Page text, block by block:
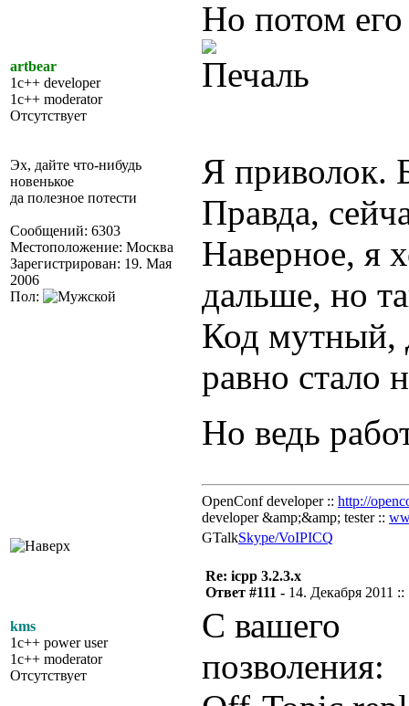
artbear
1c++ developer
1c++ moderator
Отсутствует
Эх, дайте что-нибудь
новенькое
да полезное потести
Сообщений: 6303
Местоположение: Москва
Зарегистрирован: 19. Мая
2006
Пол:
Но потом
Я приволок.
Правда,
Наверное, я
дальше, но
Код мутный,
равно стало
Но ведь
OpenConf developer :: http://
developer &amp;&amp; tester ::
GTalkSkype/VoIPICQ
kms
1c++ power user
1c++ moderator
Отсутствует
Re: icpp 3.2.3.x
Ответ #111 - 14. Декабря 2011 ::
С вашего
позволения: